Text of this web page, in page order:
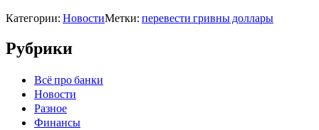
Категории: НовостиМетки: перевести гривны доллары
Рубрики
Всё про банки
Новости
Разное
Финансы